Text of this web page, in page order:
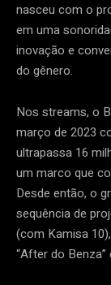
nasceu com o
em uma
inovação e
do gênero.
Nos streams, o
março de 2023
ultrapassa 16
um marco que
Desde então, o
sequência de
(com Kamisa
“After do